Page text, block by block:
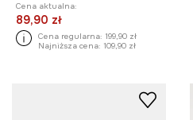
Cena aktualna:
89,90 zł
Cena regularna: 199,90 zł
Najniższa cena: 109,90 zł